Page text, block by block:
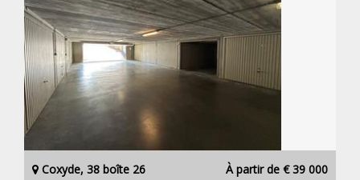
Coxyde, 38 boîte 26 À partir de € 39 000